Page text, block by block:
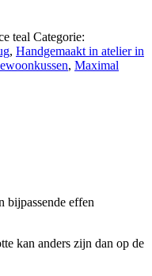
teal Categorie:
, Handgemaakt in atelier in
, Maximal
bijpassende effen
kan anders zijn dan op de